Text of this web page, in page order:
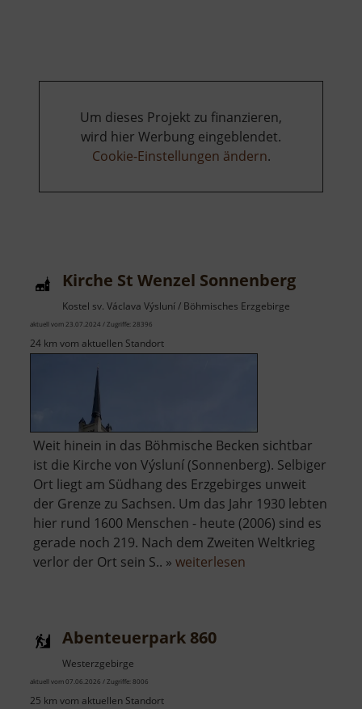
Um dieses Projekt zu finanzieren,
wird hier Werbung eingeblendet.
Cookie-Einstellungen ändern.
Kirche St Wenzel Sonnenberg
Kostel sv. Václava Výsluní / Böhmisches Erzgebirge
aktuell vom 23.07.2024 / Zugriffe: 28396
24 km vom aktuellen Standort
Weit hinein in das Böhmische Becken sichtbar
ist die Kirche von Výsluní (Sonnenberg). Selbiger
Ort liegt am Südhang des Erzgebirges unweit
der Grenze zu Sachsen. Um das Jahr 1930 lebten
hier rund 1600 Menschen - heute (2006) sind es
gerade noch 219. Nach dem Zweiten Weltkrieg
verlor der Ort sein S.. » weiterlesen
Abenteuerpark 860
Westerzgebirge
aktuell vom 07.06.2026 / Zugriffe: 8006
25 km vom aktuellen Standort